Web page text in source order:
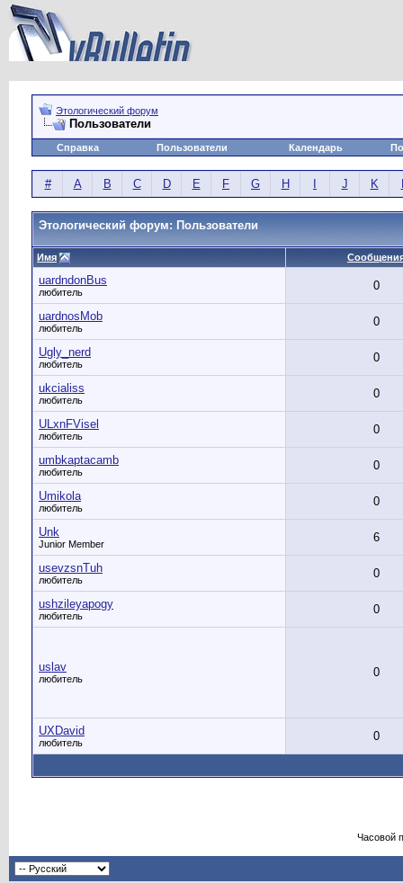
Этологический форум
Пользователи
Справка Пользователи Календарь
# A B C D E F G H J K
Этологический форум: Пользователи
Имя
uardndonBus
любитель 0
uardnosMob
любитель 0
Ugly_nerd
любитель 0
ukcialiss
любитель 0
ULxnFVisel
любитель 0
umbkaptacamb
любитель 0
Umikola
любитель 0
Unk
Junior Member 6
usevzsnTuh
любитель 0
ushzileyapogy
любитель 0
uslav
любитель 0
UXDavid
любитель 0
Часовой